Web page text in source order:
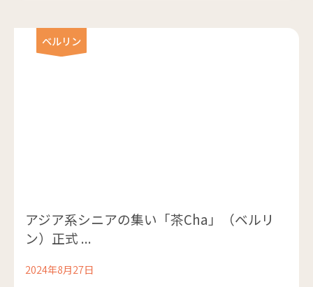
ベルリン
アジア系シニアの集い「茶Cha」（ベルリ
ン）正式 ...
2024年8月27日